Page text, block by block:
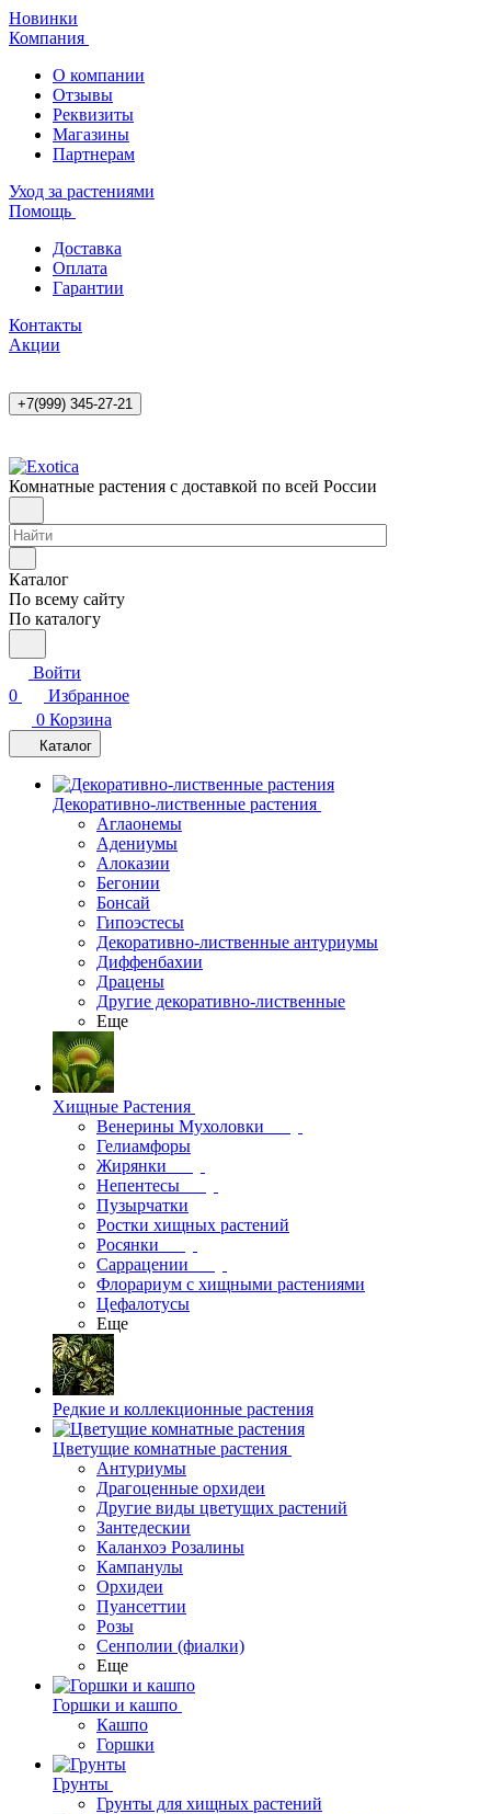
Новинки
Компания
О компании
Отзывы
Реквизиты
Магазины
Партнерам
Уход за растениями
Помощь
Доставка
Оплата
Гарантии
Контакты
Акции
+7(999) 345-27-21
Комнатные растения с доставкой по всей России
Каталог
По всему сайту
По каталогу
Войти
0
Избранное
0 Корзина
Каталог
Декоративно-лиственные растения
Аглаонемы
Адениумы
Алоказии
Бегонии
Бонсай
Гипоэстесы
Декоративно-лиственные антуриумы
Диффенбахии
Драцены
Другие декоративно-лиственные
Еще
Хищные Растения
Венерины Мухоловки
Гелиамфоры
Жирянки
Непентесы
Пузырчатки
Ростки хищных растений
Росянки
Саррацении
Флорариум с хищными растениями
Цефалотусы
Еще
Редкие и коллекционные растения
Цветущие комнатные растения
Антуриумы
Драгоценные орхидеи
Другие виды цветущих растений
Зантедескии
Каланхоэ Розалины
Кампанулы
Орхидеи
Пуансеттии
Розы
Сенполии (фиалки)
Еще
Горшки и кашпо
Кашпо
Горшки
Грунты
Грунты для хищных растений